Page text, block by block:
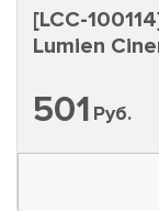
[LCC-
Lumien
501 Руб.